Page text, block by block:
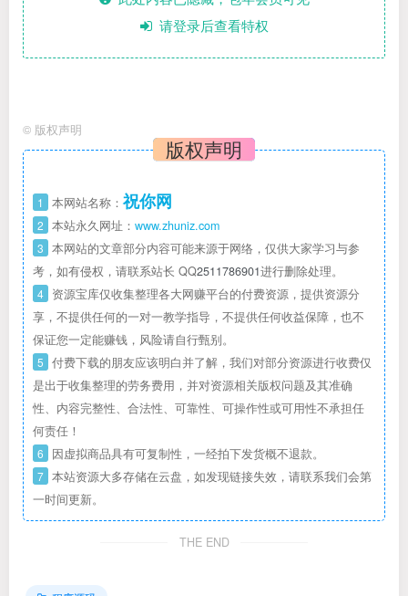
请登录后查看特权
© 版权声明
版权声明
1 本网站名称： 祝你网
2 本站永久网址： www.zhuniz.com
3 本网站的文章部分内容可能来源于网络，仅供大家学习与参
考，如有侵权，请联系站长 QQ2511786901进行删除处理。
4 资源宝库仅收集整理各大网赚平台的付费资源，提供资源分
享，不提供任何的一对一教学指导，不提供任何收益保障，也不
保证您一定能赚钱，风险请自行甄别。
5 付费下载的朋友应该明白并了解，我们对部分资源进行收费仅
是出于收集整理的劳务费用，并对资源相关版权问题及其准确
性、内容完整性、合法性、可靠性、可操作性或可用性不承担任
何责任！
6 因虚拟商品具有可复制性，一经拍下发货概不退款。
7 本站资源大多存储在云盘，如发现链接失效，请联系我们会第
一时间更新。
THE END